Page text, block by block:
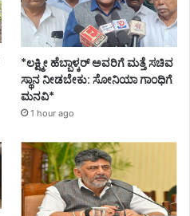
*ಲಕ್ಷ್ಮೀ ಹೆಬ್ಬಾಳ್ಕರ್ ಅವರಿಗೆ ಮತ್ತೆ ಸಚಿವ
ಸ್ಥಾನ ನೀಡಬೇಕು: ಸೋನಿಯಾ ಗಾಂಧಿಗೆ
ಮನವಿ*
1 hour ago